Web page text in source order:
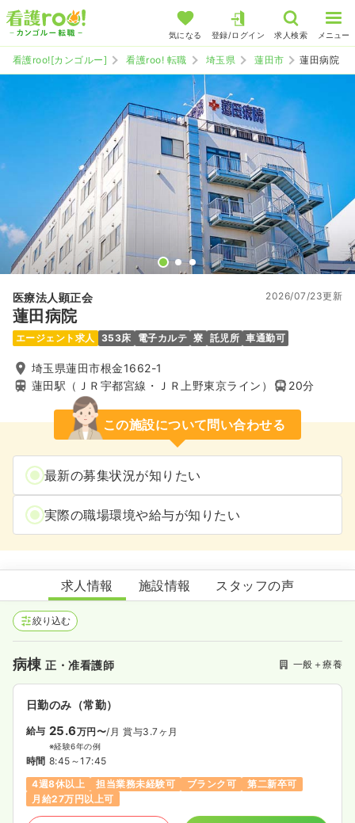
気になる 登録/ログイン 求人検索 メニュー
看護roo![カンゴルー] 看護roo! 転職 埼玉県 蓮田市 蓮田病院
医療法人顕正会
蓮田病院
2026/07/23更新
エージェント求人 353床 電子カルテ 寮 託児所 車通勤可
埼玉県蓮田市根金1662-1
蓮田駅（ＪＲ宇都宮線・ＪＲ上野東京ライン）
20分
この施設について問い合わせる
最新の募集状況が知りたい
実際の職場環境や給与が知りたい
蓮田病院
求人情報 施設情報 スタッフの声
絞り込む
病棟正・准看護師 一般＋療養
日勤のみ（常勤）
給与 25.6万円〜/月 賞与3.7ヶ月
※経験6年の例
時間 8:45～17:45
4週8休以上
担当業務未経験可 ブランク可
第二新卒可
月給27万円以上可